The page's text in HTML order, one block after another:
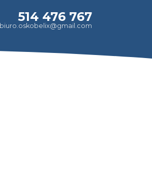
514 476 767
biuro.oskobelix@gmail.com